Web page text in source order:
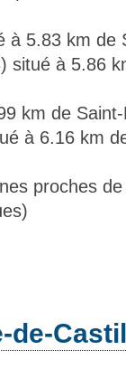
à 5.83 km de
situé à 5.86
km de
à 6.16 km
proches
de-